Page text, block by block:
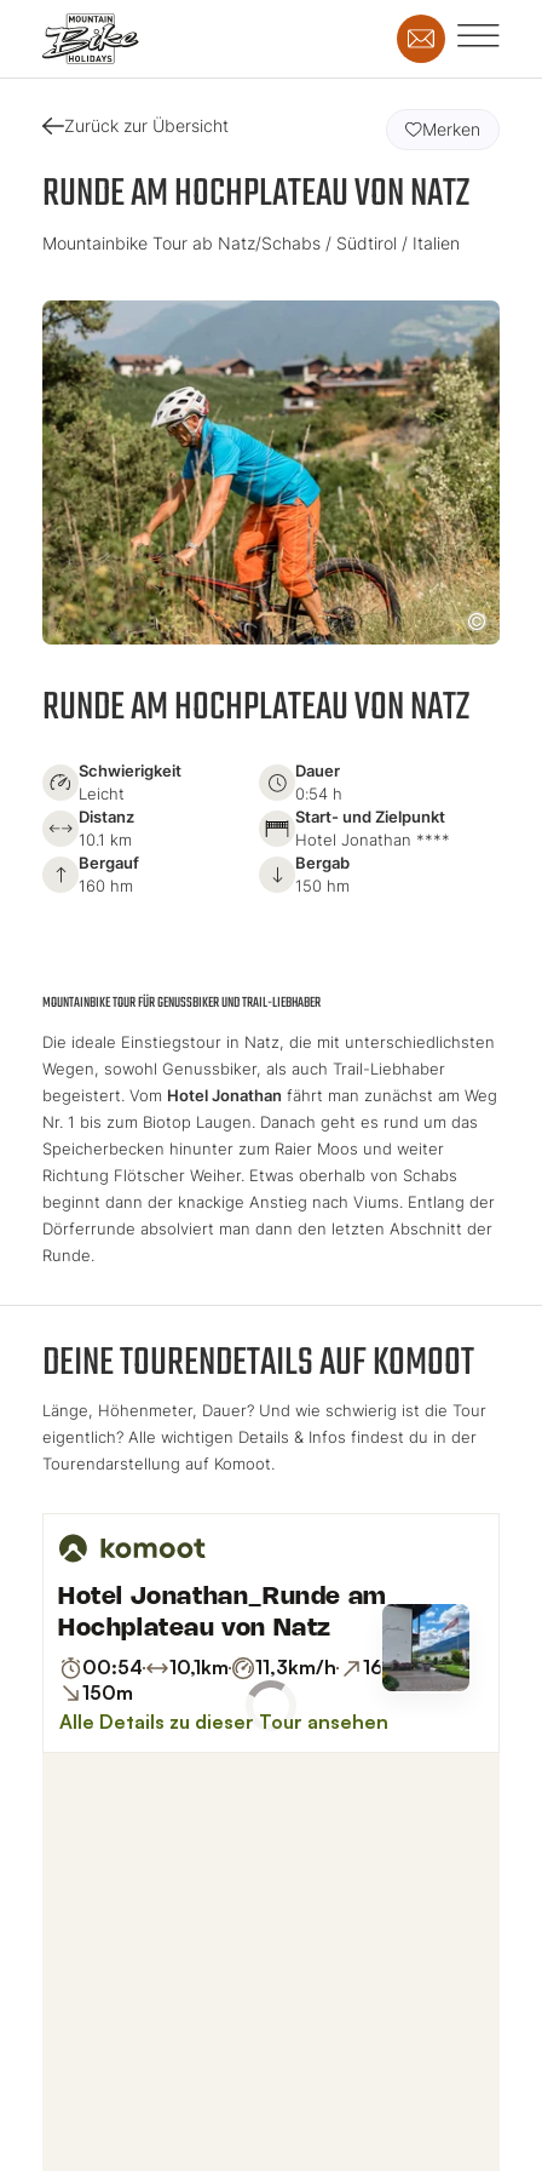
Zurück zur Übersicht
RUNDE AM HOCHPLATEAU VON NATZ
Mountainbike Tour ab Natz/Schabs / Südtirol / Italien
Merken
RUNDE AM HOCHPLATEAU VON NATZ
Schwierigkeit
Leicht
Dauer
0:54 h
Distanz
10.1 km
Start- und Zielpunkt
Hotel Jonathan ****
Bergauf
160 hm
Bergab
150 hm
MOUNTAINBIKE TOUR FÜR GENUSSBIKER UND TRAIL-LIEBHABER
Die ideale Einstiegstour in Natz, die mit unterschiedlichsten
Wegen, sowohl Genussbiker, als auch Trail-Liebhaber
begeistert. Vom Hotel Jonathan fährt man zunächst am Weg
Nr. 1 bis zum Biotop Laugen. Danach geht es rund um das
Speicherbecken hinunter zum Raier Moos und weiter
Richtung Flötscher Weiher. Etwas oberhalb von Schabs
beginnt dann der knackige Anstieg nach Viums. Entlang der
Dörferrunde absolviert man dann den letzten Abschnitt der
Runde.
DEINE TOURENDETAILS AUF KOMOOT
Länge, Höhenmeter, Dauer? Und wie schwierig ist die Tour
eigentlich? Alle wichtigen Details & Infos findest du in der
Tourendarstellung auf Komoot.